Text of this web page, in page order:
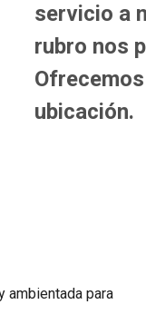
servicio a
rubro nos
ubicación.
ambientada para